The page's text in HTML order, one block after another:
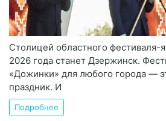
Столицей областного
2026 года станет Дзержинск.
«Дожинки» для любого города —
праздник. И
Подробнее